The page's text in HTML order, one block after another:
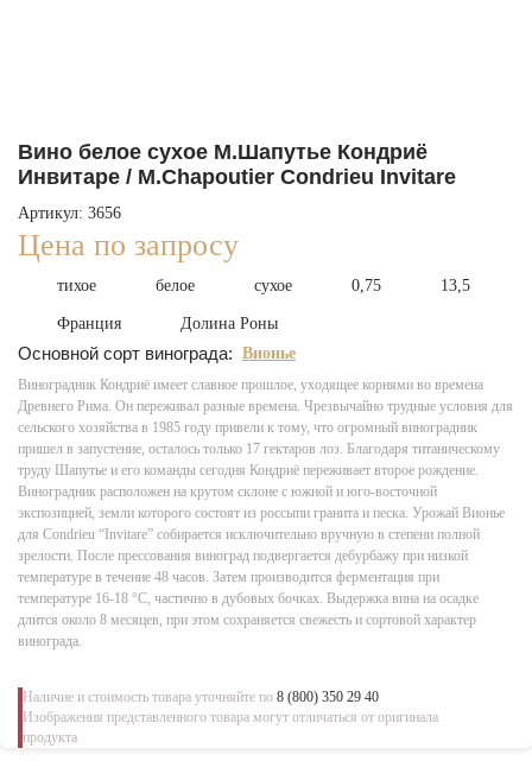
Вино белое сухое М.Шапутье Кондриё
Инвитаре / M.Chapoutier Condrieu Invitare
Артикул: 3656
Цена по запросу
тихое белое сухое 0,75 13,5
Франция Долина Роны
Основной сорт винограда: Вионье
Виноградник Кондриё имеет славное прошлое, уходящее корнями во времена
Древнего Рима. Он переживал разные времена. Чрезвычайно трудные условия для
сельского хозяйства в 1985 году привели к тому, что огромный виноградник
пришел в запустение, осталось только 17 гектаров лоз. Благодаря титаническому
труду Шапутье и его команды сегодня Кондриё переживает второе рождение.
Виноградник расположен на крутом склоне с южной и юго-восточной
экспозицией, земли которого состоят из россыпи гранита и песка. Урожай Вионье
для Condrieu “Invitare” собирается исключительно вручную в степени полной
зрелости. После прессования виноград подвергается дебурбажу при низкой
температуре в течение 48 часов. Затем производится ферментация при
температуре 16-18 °С, частично в дубовых бочках. Выдержка вина на осадке
длится около 8 месяцев, при этом сохраняется свежесть и сортовой характер
винограда.
Наличие и стоимость товара уточняйте по 8 (800) 350 29 40
Изображения представленного товара могут отличаться от оригинала
продукта